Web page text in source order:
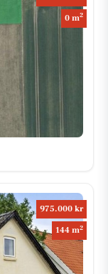
0 m2
975.000 kr
144 m2